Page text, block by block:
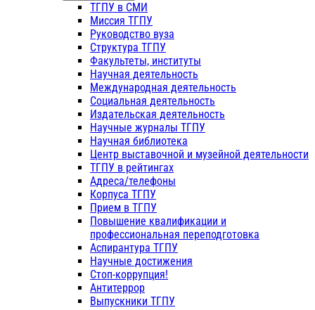
ТГПУ в СМИ
Миссия ТГПУ
Руководство вуза
Структура ТГПУ
Факультеты, институты
Научная деятельность
Международная деятельность
Социальная деятельность
Издательская деятельность
Научные журналы ТГПУ
Научная библиотека
Центр выставочной и музейной деятельности
ТГПУ в рейтингах
Адреса/телефоны
Корпуса ТГПУ
Прием в ТГПУ
Повышение квалификации и
профессиональная переподготовка
Аспирантура ТГПУ
Научные достижения
Стоп-коррупция!
Антитеррор
Выпускники ТГПУ